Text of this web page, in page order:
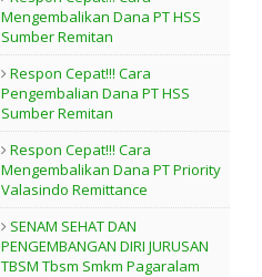
Mengembalikan Dana PT HSS
Sumber Remitan
Respon Cepat!!! Cara
Pengembalian Dana PT HSS
Sumber Remitan
Respon Cepat!!! Cara
Mengembalikan Dana PT Priority
Valasindo Remittance
SENAM SEHAT DAN
PENGEMBANGAN DIRI JURUSAN
TBSM Tbsm Smkm Pagaralam